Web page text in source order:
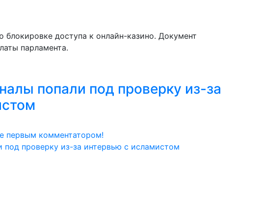
блокировке доступа к онлайн-казино. Документ
парламента.
попали под проверку из-за
первым комментатором!